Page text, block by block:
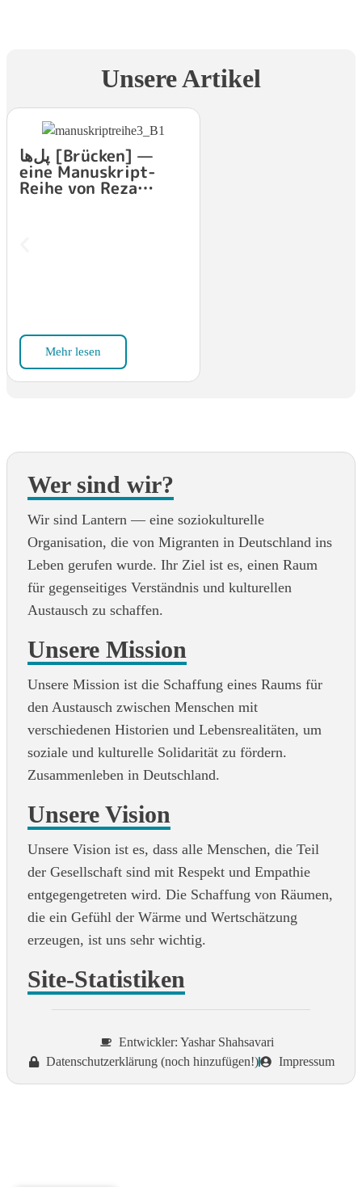
Unsere Artikel
پل‌ها [Brücken] —
eine Manuskript-
Reihe von Reza
Mehr lesen
Wer sind wir?
Wir sind Lantern — eine soziokulturelle
Organisation, die von Migranten in Deutschland ins
Leben gerufen wurde. Ihr Ziel ist es, einen Raum
für gegenseitiges Verständnis und kulturellen
Austausch zu schaffen.
Unsere Mission
Unsere Mission ist die Schaffung eines Raums für
den Austausch zwischen Menschen mit
verschiedenen Historien und Lebensrealitäten, um
soziale und kulturelle Solidarität zu fördern.
Zusammenleben in Deutschland.
Unsere Vision
Unsere Vision ist es, dass alle Menschen, die Teil
der Gesellschaft sind mit Respekt und Empathie
entgegengetreten wird. Die Schaffung von Räumen,
die ein Gefühl der Wärme und Wertschätzung
erzeugen, ist uns sehr wichtig.
Site-Statistiken
Entwickler: Yashar Shahsavari
Datenschutzerklärung (noch hinzufügen!)
Impressum